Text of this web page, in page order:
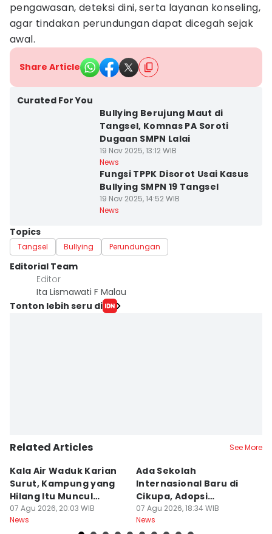
pengawasan, deteksi dini, serta layanan konseling,
agar tindakan perundungan dapat dicegah sejak
awal.
Share Article
Curated For You
Bullying Berujung Maut di
Tangsel, Komnas PA Soroti
Dugaan SMPN Lalai
19 Nov 2025, 13:12 WIB
News
Fungsi TPPK Disorot Usai Kasus
Bullying SMPN 19 Tangsel
19 Nov 2025, 14:52 WIB
News
Topics
Tangsel Bullying Perundungan
Editorial Team
Editor
Ita Lismawati F Malau
Tonton lebih seru di
Related Articles See More
Kala Air Waduk Karian
Surut, Kampung yang
Hilang Itu Muncul
Kembali
07 Agu 2026, 20:03 WIB
News
Ada Sekolah
Internasional Baru di
Cikupa, Adopsi
Kurikulum Singapura
07 Agu 2026, 18:34 WIB
News